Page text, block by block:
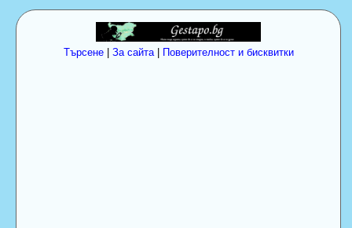
Търсене| За сайта| Поверителност и бисквитки